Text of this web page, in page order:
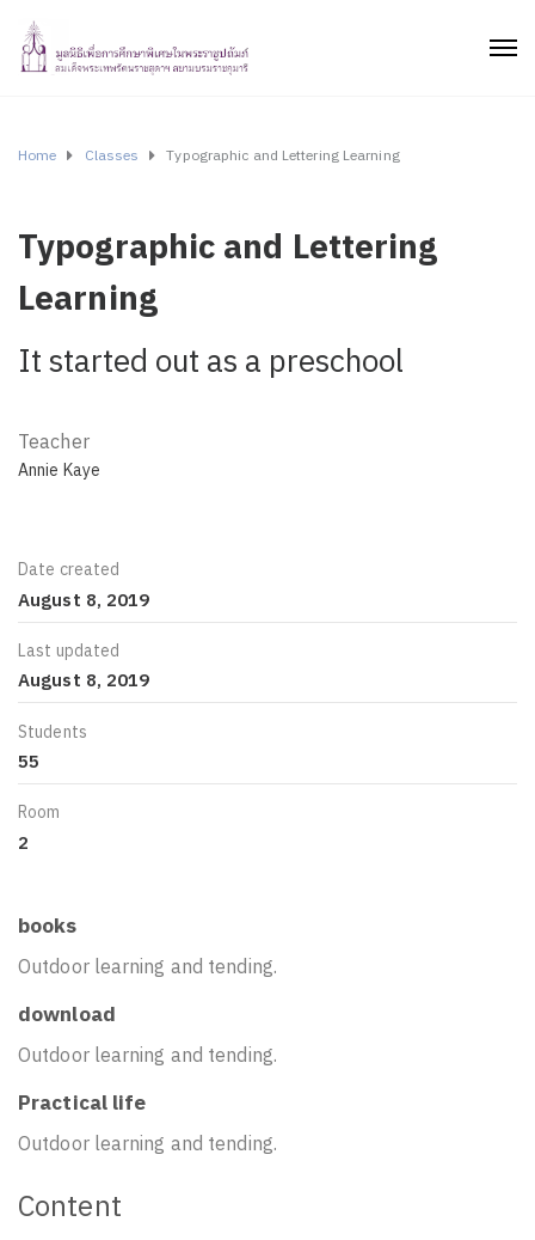
Home Classes Typographic and Lettering Learning
Typographic and Lettering
Learning
It started out as a preschool
Teacher
Annie Kaye
Date created
August 8, 2019
Last updated
August 8, 2019
Students
55
Room
2
books
Outdoor learning and tending.
download
Outdoor learning and tending.
Practical life
Outdoor learning and tending.
Content